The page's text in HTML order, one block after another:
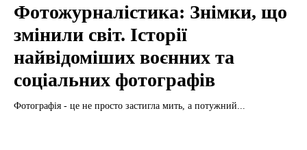
Фотожурналістика: Знімки, що
змінили світ. Історії
найвідоміших воєнних та
соціальних фотографів
Фотографія - це не просто застигла мить, а потужний...